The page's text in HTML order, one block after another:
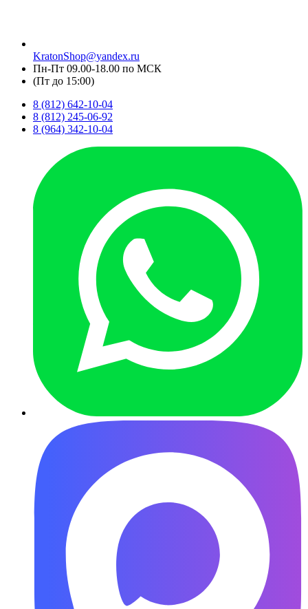
KratonShop@yandex.ru
Пн-Пт 09.00-18.00 по МСК
(Пт до 15:00)
8 (812) 642-10-04
8 (812) 245-06-92
8 (964) 342-10-04